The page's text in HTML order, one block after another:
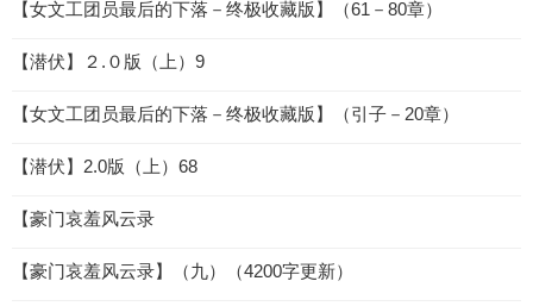
【女文工团员最后的下落－终极收藏版】（61－80章）
【潜伏】２.０版（上）9
【女文工团员最后的下落－终极收藏版】（引子－20章）
【潜伏】2.0版（上）68
【豪门哀羞风云录
【豪门哀羞风云录】（九）（4200字更新）